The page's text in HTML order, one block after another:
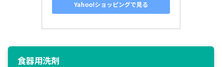
Yahoo!ショッピングで見る
食器用洗剤